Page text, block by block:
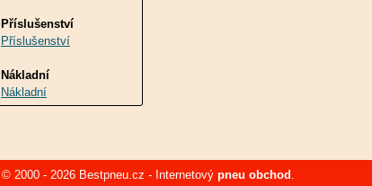
Příslušenství
Příslušenství
Nákladní
Nákladní
© 2000 - 2026 Bestpneu.cz - Internetový pneu obchod .